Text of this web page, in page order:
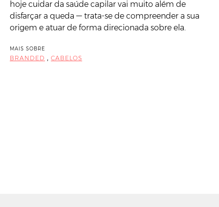
hoje cuidar da saúde capilar vai muito além de
disfarçar a queda — trata-se de compreender a sua
origem e atuar de forma direcionada sobre ela.
MAIS SOBRE
BRANDED , CABELOS